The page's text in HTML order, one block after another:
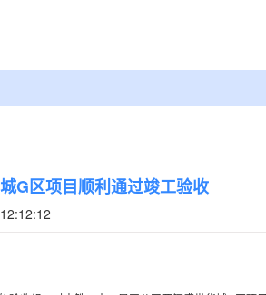
G区项目顺利通过竣工验收